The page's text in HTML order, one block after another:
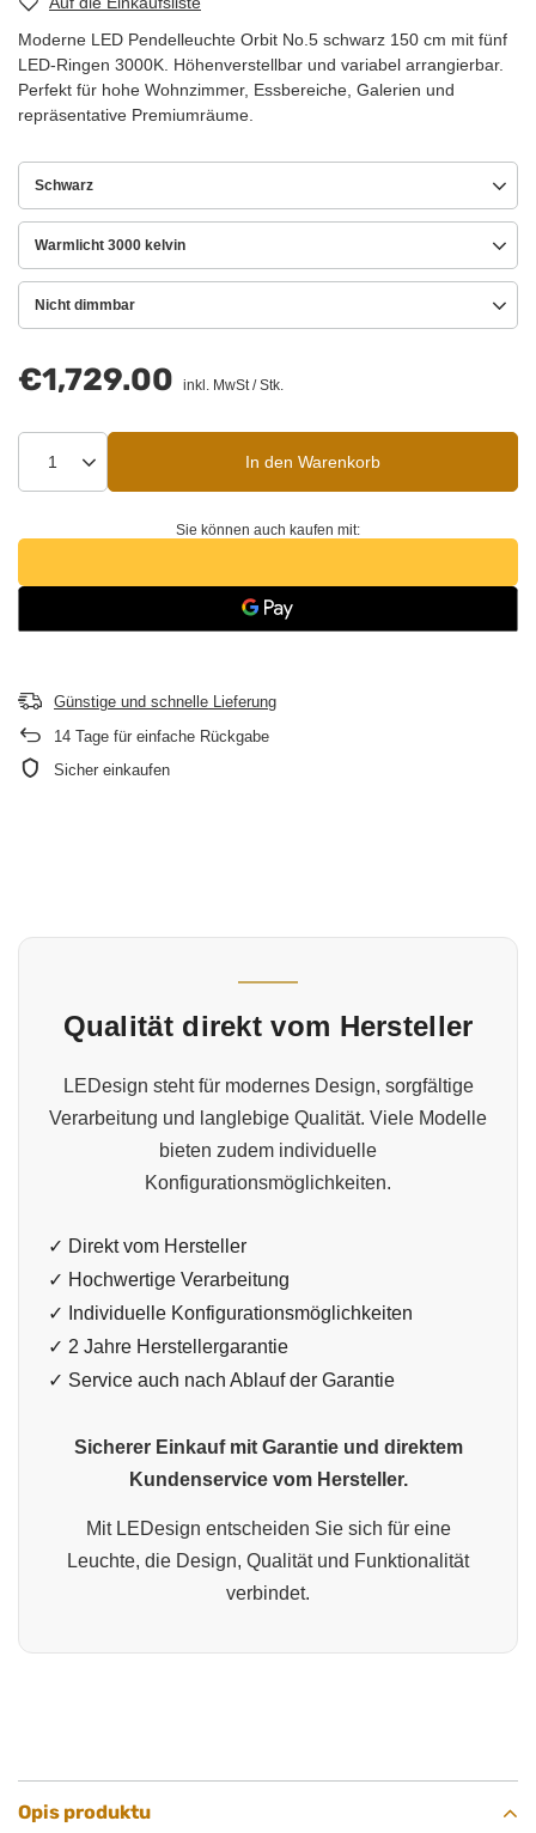
Moderne LED Pendelleuchte Orbit No.5 schwarz 150 cm mit fünf
LED-Ringen 3000K. Höhenverstellbar und variabel arrangierbar.
Perfekt für hohe Wohnzimmer, Essbereiche, Galerien und
repräsentative Premiumräume.
Schwarz
Warmlicht 3000 kelvin
Nicht dimmbar
€1,729.00 inkl. MwSt/Stk.
In den Warenkorb
Sie können auch kaufen mit:
Günstige und schnelle Lieferung
14 Tage für einfache Rückgabe
Sicher einkaufen
Qualität direkt vom Hersteller
LEDesign steht für modernes Design, sorgfältige
Verarbeitung und langlebige Qualität. Viele Modelle
bieten zudem individuelle
Konfigurationsmöglichkeiten.
✓ Direkt vom Hersteller
✓ Hochwertige Verarbeitung
✓ Individuelle Konfigurationsmöglichkeiten
✓ 2 Jahre Herstellergarantie
✓ Service auch nach Ablauf der Garantie
Sicherer Einkauf mit Garantie und direktem
Kundenservice vom Hersteller.
Mit LEDesign entscheiden Sie sich für eine
Leuchte, die Design, Qualität und Funktionalität
verbindet.
Opis produktu